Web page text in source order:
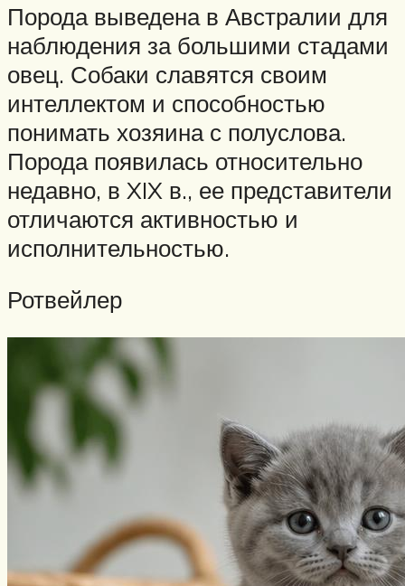
Порода выведена в Австралии для
наблюдения за большими стадами
овец. Собаки славятся своим
интеллектом и способностью
понимать хозяина с полуслова.
Порода появилась относительно
недавно, в XIX в., ее представители
отличаются активностью и
исполнительностью.
Ротвейлер